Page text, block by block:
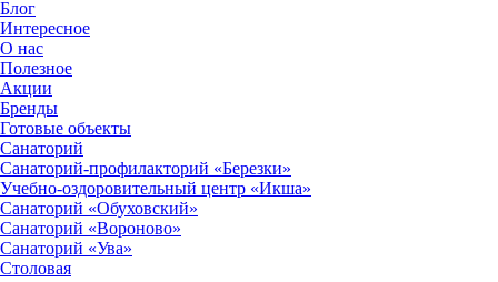
Блог
Интересное
О нас
Полезное
Акции
Бренды
Готовые объекты
Санаторий
Санаторий-профилакторий «Березки»
Учебно-оздоровительный центр «Икша»
Санаторий «Обуховский»
Санаторий «Вороново»
Санаторий «Ува»
Столовая